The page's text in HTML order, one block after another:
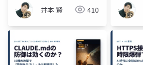
井本 賢 410